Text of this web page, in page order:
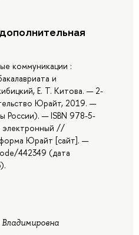
коммуникации :
и
Е. Т. Китова. — 2-
Юрайт, 2019. —
России). — ISBN 978-5-
электронный //
Юрайт [сайт]. —
442349 (дата